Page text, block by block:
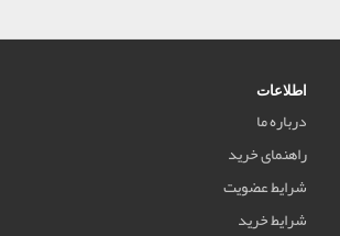
اطلاعات
درباره ما
راهنمای خرید
شرایط عضویت
شرایط خرید